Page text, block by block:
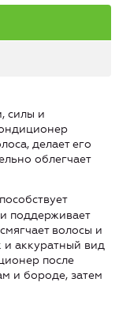
силы и
делает его
облегчает
поддерживает
волосы и
и аккуратный вид
после
и бороде, затем